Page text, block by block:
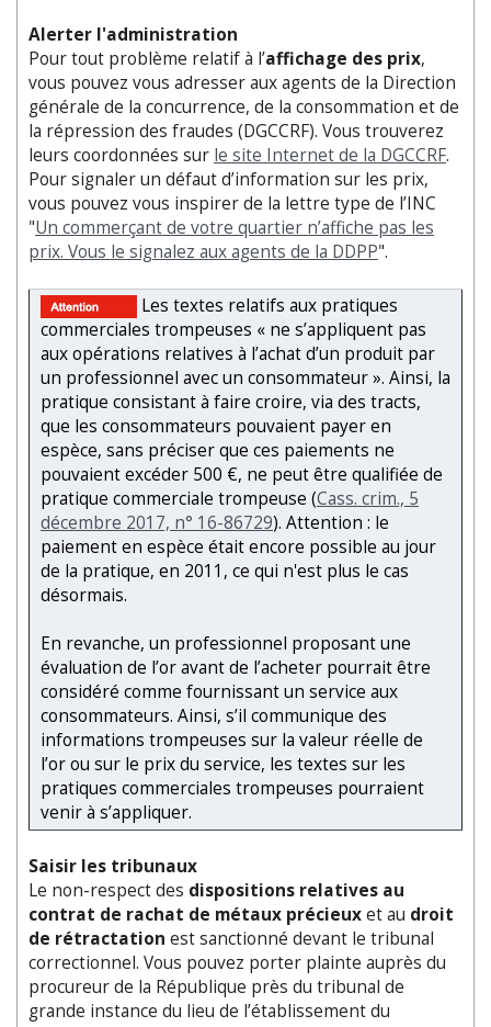
Alerter l'administration
Pour tout problème relatif à l’affichage des prix,
vous pouvez vous adresser aux agents de la Direction
générale de la concurrence, de la consommation et de
la répression des fraudes (DGCCRF). Vous trouverez
leurs coordonnées sur le site Internet de la DGCCRF.
Pour signaler un défaut d’information sur les prix,
vous pouvez vous inspirer de la lettre type de l’INC
"Un commerçant de votre quartier n’affiche pas les
prix. Vous le signalez aux agents de la DDPP".
Les textes relatifs aux pratiques
commerciales trompeuses « ne s’appliquent pas
aux opérations relatives à l’achat d’un produit par
un professionnel avec un consommateur ». Ainsi, la
pratique consistant à faire croire, via des tracts,
que les consommateurs pouvaient payer en
espèce, sans préciser que ces paiements ne
pouvaient excéder 500 €, ne peut être qualifiée de
pratique commerciale trompeuse (Cass. crim., 5
décembre 2017, n° 16-86729). Attention : le
paiement en espèce était encore possible au jour
de la pratique, en 2011, ce qui n'est plus le cas
désormais.
En revanche, un professionnel proposant une
évaluation de l’or avant de l’acheter pourrait être
considéré comme fournissant un service aux
consommateurs. Ainsi, s’il communique des
informations trompeuses sur la valeur réelle de
l’or ou sur le prix du service, les textes sur les
pratiques commerciales trompeuses pourraient
venir à s’appliquer.
Saisir les tribunaux
Le non-respect des dispositions relatives au
contrat de rachat de métaux précieuxet au droit
de rétractation est sanctionné devant le tribunal
correctionnel. Vous pouvez porter plainte auprès du
procureur de la République près du tribunal de
grande instance du lieu de l’établissement du